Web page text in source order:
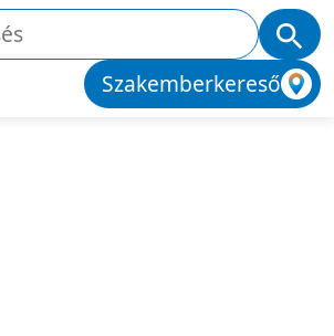
Szakemberkereső